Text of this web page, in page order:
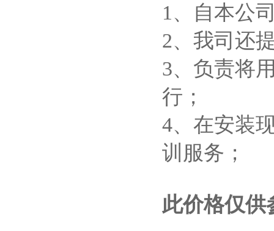
1、自本公
2、我司还
3、负责将
行；
4、在安装
训服务；
此价格仅供